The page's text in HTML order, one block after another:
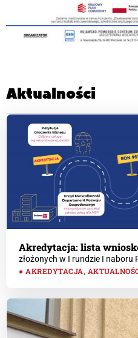
Aktualności
Akredytacja: lista
złożonych w I rundzie I naboru
AKREDYTACJA,